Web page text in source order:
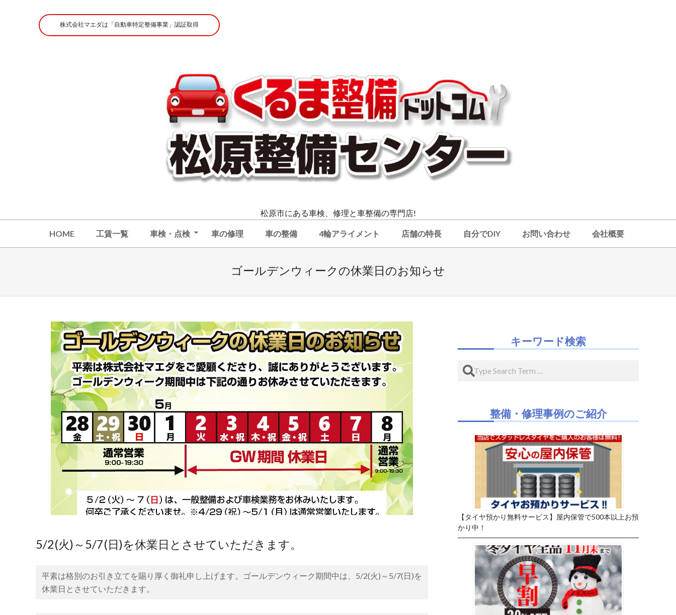
株式会社マエダは「自動車特定整備事業」認証取得
式
会
社
松
原
整
備
セ
ン
タ
ー
｜
松
原
に
る
松原市にある車検、修理と車整備の専門店!
Navigation
HOME 工賃一覧 車検・点検 車の修理 車の整備 4輪アライメント 店舗の特長 自分でDIY お問い合わせ 会社概要
ゴールデンウィークの休業日のお知らせ
5/2(火)～5/7(日)を休業日とさせていただきます。
平素は格別のお引き立てを賜り厚く御礼申し上げます。ゴールデンウィーク期間中は、5/2(火)～5/7(日)を
休業日とさせていただきます。
キーワード検索
Search
整備・修理事例のご紹介
【タイヤ預かり無料サービス】屋内保管で500本以上お預
かり中！